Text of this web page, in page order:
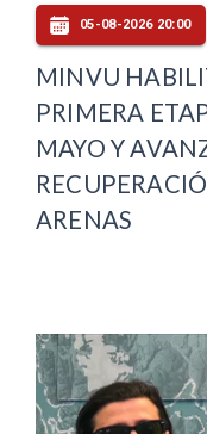
05-08-2026 20:00
MINVU
PRIMERA
MAYO Y
ARENAS